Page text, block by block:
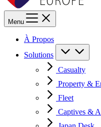
Menu
À Propos
Solutions
Casualty
Property &
Fleet
Captives &